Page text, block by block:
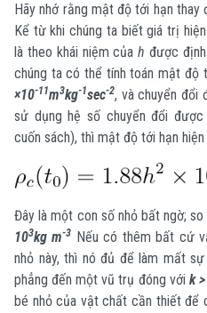
Hãy nhớ rằng mật độ tới hạn
Kể từ khi chúng ta biết giá trị
là theo khái niệm củah được
chúng ta có thể tính toán mật độ
×10-11m3kg-1sec-2, và chuyển đổi
sử dụng hệ số chuyển đổi
cuốn sách), thì mật độ tới hạn hiện
Đây là một con số nhỏ bất ngờ;
103kg m-3 Nếu có thêm bất cứ
nhỏ này, thì nó đủ để làm mất
phẳng đến một vũ trụ đóng với k
bé nhỏ của vật chất cần thiết để